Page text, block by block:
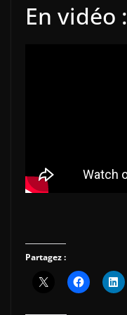
En vidéo :
Partagez :